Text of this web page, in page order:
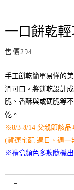
一口餅乾
售價 294
手工餅乾簡單易懂的
潤可口。將餅乾設計
脆、香酥與或硬脆等
乾。
※8/3-8/14 父親節該品
(貨運宅配 週日、週一
※禮盒顏色多款隨機
-